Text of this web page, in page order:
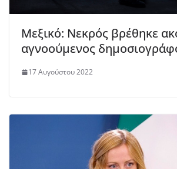
Μεξικό: Νεκρός βρέθηκε
αγνοούμενος
17 Αυγούστου 2022